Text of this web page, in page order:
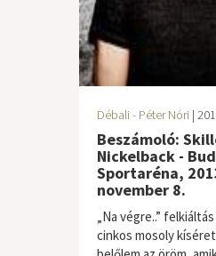
Débali - Péter Nóri |
Beszámoló:
Nickelback -
Sportaréna,
november 8.
„Na végre..”
cinkos mosoly